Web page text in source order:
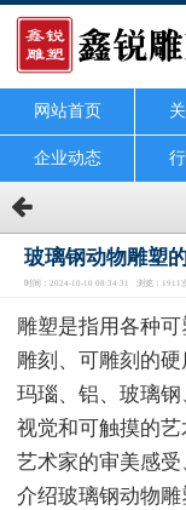
网站首页
企业动态
玻璃钢动物雕塑
时间：2024-10-10 08:34:31 浏览：1911
雕塑是指用各种
雕刻、可雕刻的硬
玛瑙、铝、玻璃
视觉和可触摸的
艺术家的审美感
介绍玻璃钢动物雕